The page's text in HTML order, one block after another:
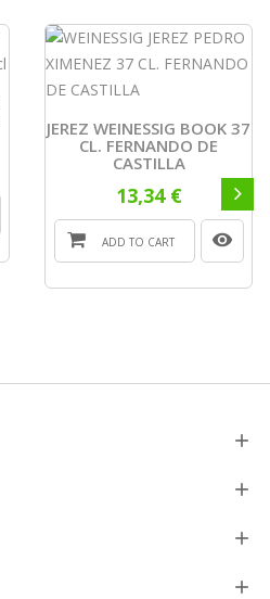
JEREZ WEINESSIG BOOK 37
CL. FERNANDO DE
CASTILLA
13,34 €
ADD TO CART